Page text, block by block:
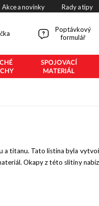
Akce a novinky Rady a tipy
Poptávkový
formulář
SPOJOVACÍ
MATERIÁL
titanu. Tato listina byla
Okapy z této slitiny